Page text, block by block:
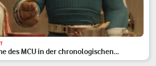
des MCU in der chronologischen